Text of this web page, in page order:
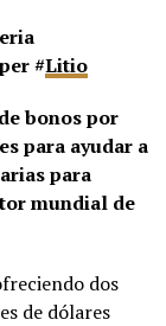
#Litio
bonos por
para ayudar a
para
mundial de
dos
de dólares